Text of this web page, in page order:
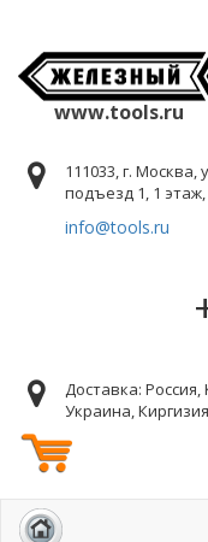
www.tools.ru
111033, г. Москва,
подъезд 1, 1
info@tools.ru
Доставка:
Украина, Киргизия